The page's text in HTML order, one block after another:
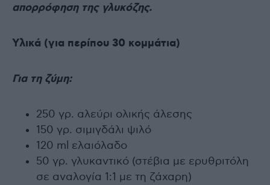
απορρόφηση της γλυκόζης.
Υλικά (για περίπου 30 κομμάτια)
Για τη ζύμη:
250 γρ. αλεύρι ολικής άλεσης
150 γρ. σιμιγδάλι ψιλό
120 ml ελαιόλαδο
50 γρ. γλυκαντικό (στέβια με ερυθριτόλη
σε αναλογία 1:1 με τη ζάχαρη)